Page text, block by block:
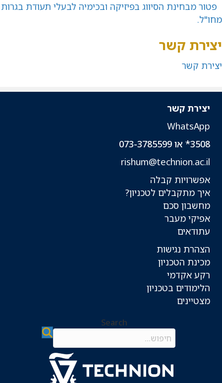
פטור מבחינת הסיווג בפיזיקה ובכימיה לבעלי תעודת בגרות
מחו"ל.
יצירת קשר
יצירת קשר
יצירת קשר
WhatsApp
3508* או 073-3785599
rishum@technion.ac.il
אפשרויות קבלה
איך מתקבלים לטכניון?
מחשבון סכם
אפיקי מעבר
עתודאים
הצהרת נגישות
מכינת הטכניון
רקע אקדמי
הלימודים בטכניון
מצטיינים
Search
Search field required